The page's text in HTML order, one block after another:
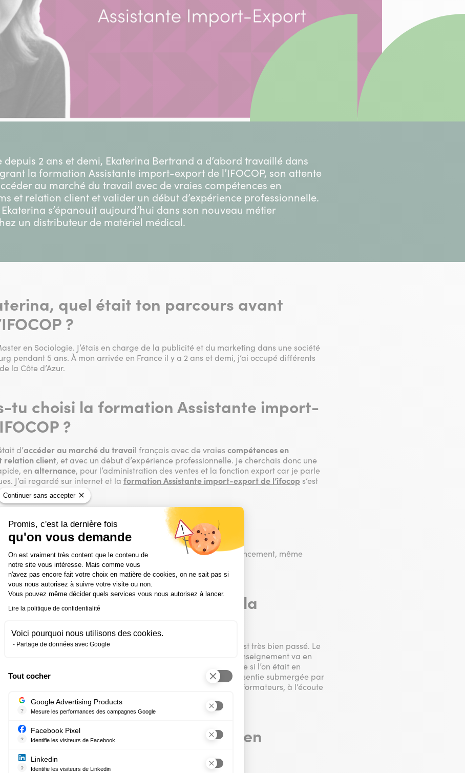
Continuer sans accepter
Promis, c'est la dernière fois
qu'on vous demande
Plateforme de Gestion du Consentement : Personnalisez vos Options
On est vraiment très content que le contenu de
notre site vous intéresse. Mais comme vous
n'avez pas encore fait votre choix en matière de cookies, on ne sait pas si
vous nous autorisez à suivre votre visite ou non.
Vous pouvez même décider quels services vous nous autorisez à lancer.
Lire la politique de confidentialité
Voici pourquoi nous utilisons des cookies.
Partage de données avec Google
Tout cocher
?
Google Advertising Products
Mesure les performances des campagnes Google
?
Facebook Pixel
Identifie les visiteurs de Facebook
?
Linkedin
Identifie les visiteurs de Linkedin
depuis 2 ans et demi, Ekaterina Bertrand a d’abord travaillé dans
la formation Assistante import-export de l’IFOCOP, son attente
au marché du travail avec de vraies compétences en
et relation client et valider un début d’expérience professionnelle.
s’épanouit aujourd’hui dans son nouveau métier
un distributeur de matériel médical.
quel était ton parcours avant
?
en Sociologie. J’étais en charge de la publicité et du marketing dans une société
pendant 5 ans. À mon arrivée en France il y a 2 ans et demi, j’ai occupé différents
la Côte d’Azur.
tu choisi la formation Assistante import-
?
d’accéder au marché du travail français avec de vraies compétences en
relation client, et avec un début d’expérience professionnelle. Je cherchais donc une
en alternance, pour l’administration des ventes et la fonction export car je parle
J’ai regardé sur internet et la formation Assistante import-export de l’ifocop s’est
tu financé ta formation ?
mais je n’avais pas de droits suffisants pour obtenir un financement, même
100 % de ma formation.
avis sur la partie théorique de la
import-export dans le centre IFOCOP de Rungis. Tout s’est très bien passé. Le
c’est précisément que la théorie est très axée sur pratique ! L’enseignement va en
c’est concret, les exercices et calculs travaillés sont réels comme si l’on était en
connaissances s’est donc faite sans difficulté, je ne me suis pas sentie submergée par
à ma place, dans un groupe plutôt motivé et sympathique. Les formateurs, à l’écoute
d’apprendre !
tu trouvé ta mission pratique en